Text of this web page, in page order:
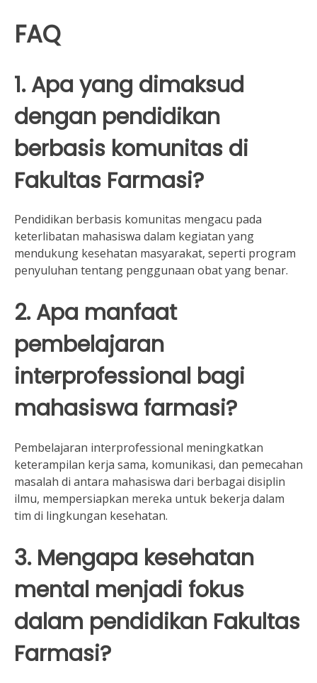
FAQ
1. Apa yang dimaksud
dengan pendidikan
berbasis komunitas di
Fakultas Farmasi?
Pendidikan berbasis komunitas mengacu pada
keterlibatan mahasiswa dalam kegiatan yang
mendukung kesehatan masyarakat, seperti program
penyuluhan tentang penggunaan obat yang benar.
2. Apa manfaat
pembelajaran
interprofessional bagi
mahasiswa farmasi?
Pembelajaran interprofessional meningkatkan
keterampilan kerja sama, komunikasi, dan pemecahan
masalah di antara mahasiswa dari berbagai disiplin
ilmu, mempersiapkan mereka untuk bekerja dalam
tim di lingkungan kesehatan.
3. Mengapa kesehatan
mental menjadi fokus
dalam pendidikan Fakultas
Farmasi?